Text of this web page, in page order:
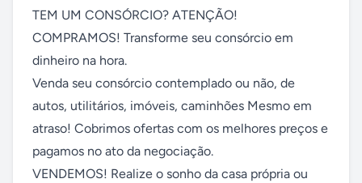
TEM UM CONSÓRCIO? ATENÇÃO!
COMPRAMOS! Transforme seu consórcio em
dinheiro na hora.
Venda seu consórcio contemplado ou não, de
autos, utilitários, imóveis, caminhões Mesmo em
atraso! Cobrimos ofertas com os melhores preços e
pagamos no ato da negociação.
VENDEMOS! Realize o sonho da casa própria ou